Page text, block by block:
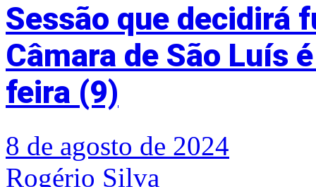
Sessão que decidirá
Câmara de São Luís
feira (9)
8 de agosto de 2024
Rogério Silva